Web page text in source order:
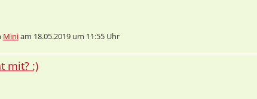
Miniam 18.05.2019 um 11:55 Uhr
mit? :)